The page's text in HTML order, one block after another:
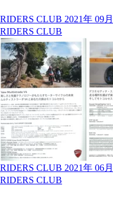
RIDERS CLUB 2021年 09
RIDERS CLUB
RIDERS CLUB 2021年 06
RIDERS CLUB